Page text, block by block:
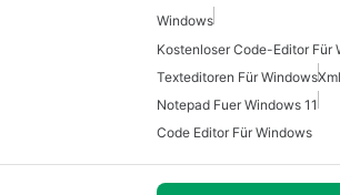
Windows
Kostenloser Code-Editor Für
Texteditoren Für Windows
Notepad Fuer Windows 11
Code Editor Für Windows